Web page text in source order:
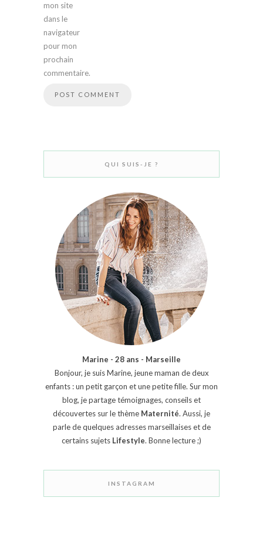
mon site
dans le
navigateur
pour mon
prochain
commentaire.
QUI SUIS-JE ?
Marine - 28 ans - Marseille
Bonjour, je suis Marine, jeune maman de deux
enfants : un petit garçon et une petite fille. Sur mon
blog, je partage témoignages, conseils et
découvertes sur le thème Maternité. Aussi, je
parle de quelques adresses marseillaises et de
certains sujets Lifestyle. Bonne lecture ;)
INSTAGRAM